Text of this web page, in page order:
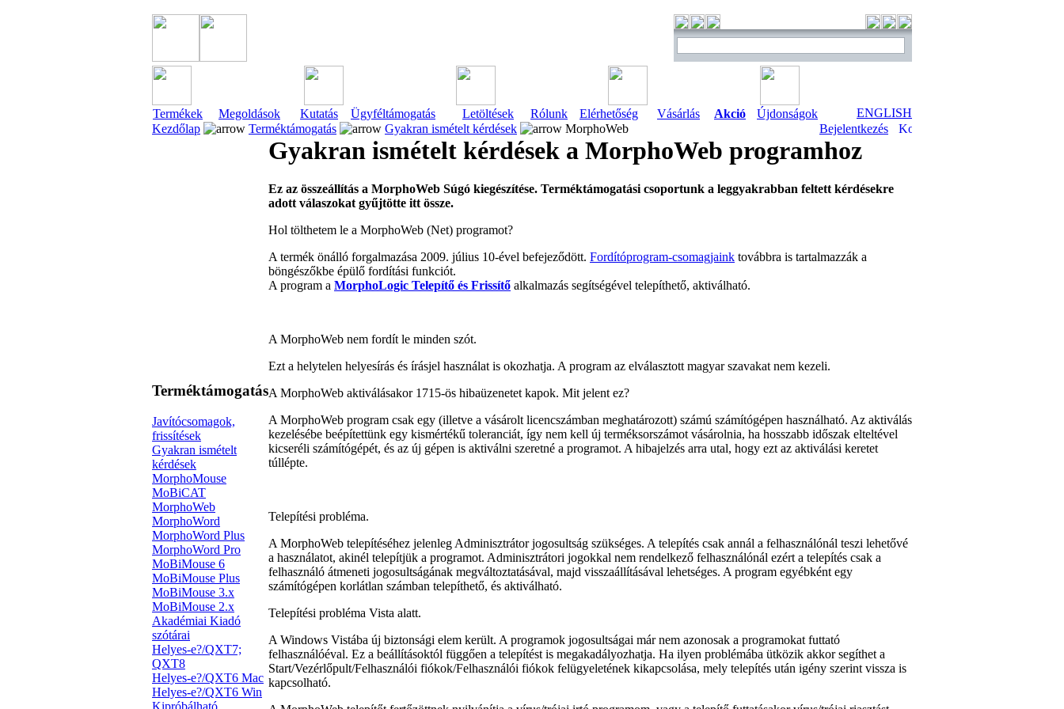
Termékek Megoldások Kutatás Ügyféltámogatás Letöltések Rólunk Elérhetőség Vásárlás Akció Újdonságok
ENGLISH
Kezdőlap
Terméktámogatás Gyakran ismételt kérdések MorphoWeb Bejelentkezés
Terméktámogatás
Javítócsomagok,
frissítések
Gyakran ismételt
kérdések
MorphoMouse
MoBiCAT
MorphoWeb
MorphoWord
MorphoWord Plus
MorphoWord Pro
MoBiMouse 6
MoBiMouse Plus
MoBiMouse 3.x
MoBiMouse 2.x
Akadémiai Kiadó
szótárai
Helyes-e?/QXT7;
QXT8
Helyes-e?/QXT6 Mac
Helyes-e?/QXT6 Win
Kipróbálható
Gyakran ismételt kérdések a MorphoWeb programhoz
Ez az összeállítás a MorphoWeb Súgó kiegészítése. Terméktámogatási csoportunk a leggyakrabban feltett kérdésekre
adott válaszokat gyűjtötte itt össze.
Hol tölthetem le a MorphoWeb (Net) programot?
A termék önálló forgalmazása 2009. július 10-ével befejeződött. Fordítóprogram-csomagjaink továbbra is tartalmazzák a
böngészőkbe épülő fordítási funkciót.
A program a MorphoLogic Telepítő és Frissítő alkalmazás segítségével telepíthető, aktiválható.
A MorphoWeb nem fordít le minden szót.
Ezt a helytelen helyesírás és írásjel használat is okozhatja. A program az elválasztott magyar szavakat nem kezeli.
A MorphoWeb aktiválásakor 1715-ös hibaüzenetet kapok. Mit jelent ez?
A MorphoWeb program csak egy (illetve a vásárolt licencszámban meghatározott) számú számítógépen használható. Az aktiválás
kezelésébe beépítettünk egy kismértékű toleranciát, így nem kell új terméksorszámot vásárolnia, ha hosszabb időszak elteltével
kicseréli számítógépét, és az új gépen is aktiválni szeretné a programot. A hibajelzés arra utal, hogy ezt az aktiválási keretet
túllépte.
Telepítési probléma.
A MorphoWeb telepítéséhez jelenleg Adminisztrátor jogosultság szükséges. A telepítés csak annál a felhasználónál teszi lehetővé
a használatot, akinél telepítjük a programot. Adminisztrátori jogokkal nem rendelkező felhasználónál ezért a telepítés csak a
felhasználó átmeneti jogosultságának megváltoztatásával, majd visszaállításával lehetséges. A program egyébként egy
számítógépen korlátlan számban telepíthető, és aktiválható.
Telepítési probléma Vista alatt.
A Windows Vistába új biztonsági elem került. A programok jogosultságai már nem azonosak a programokat futtató
felhasználóéval. Ez a beállításoktól függően a telepítést is megakadályozhatja. Ha ilyen problémába ütközik akkor segíthet a
Start/Vezérlőpult/Felhasználói fiókok/Felhasználói fiókok felügyeletének kikapcsolása, mely telepítés után igény szerint vissza is
kapcsolható.